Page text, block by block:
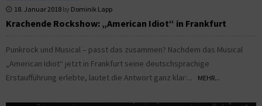
18. Januar 2018 by Dominik Lapp
Krachende Rockshow: „American Idiot“ in Frankfurt
Punkrock und Musical – passt das zusammen? Nachdem das Musical
„American Idiot“ jetzt in Frankfurt seine deutschsprachige
Erstaufführung erlebte, lautet die Antwort ganz klar:...
MEHR...